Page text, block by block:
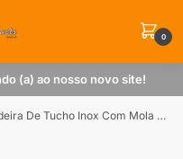
0
(a) ao nosso novo site!
De Tucho Inox Com Mola 48mm – 54mm